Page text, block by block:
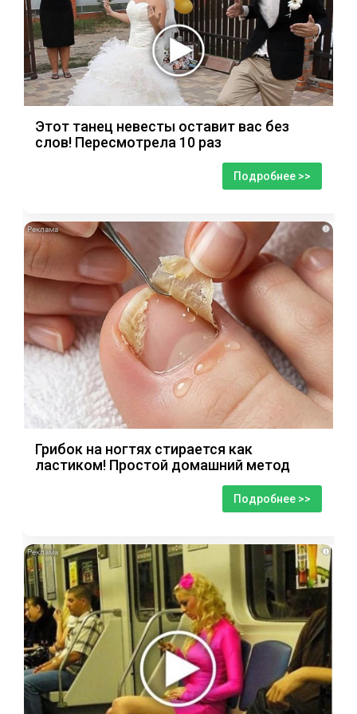
Этот танец невесты оставит вас без
слов! Пересмотрела 10 раз
Подробнее >>
i
Грибок на ногтях стирается как
ластиком! Простой домашний метод
Подробнее >>
i